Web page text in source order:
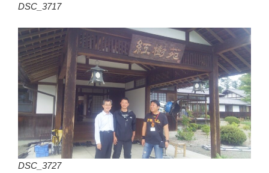
DSC_3717
DSC_3727